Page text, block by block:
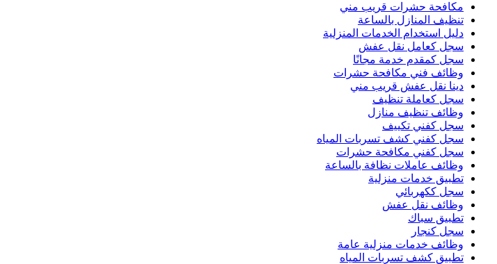
مكافحة حشرات قريب مني
تنظيف المنازل بالساعة
دليل استخدام الخدمات المنزلية
سجل كعامل نقل عفش
سجل كمقدم خدمة مجانًا
وظائف فني مكافحة حشرات
دينا نقل عفش قريب مني
سجل كعاملة تنظيف
وظائف تنظيف منازل
سجل كفني تكييف
سجل كفني كشف تسربات المياه
سجل كفني مكافحة حشرات
وظائف عاملات نظافة بالساعة
تطبيق خدمات منزلية
سجل ككهربائي
وظائف نقل عفش
تطبيق سباك
سجل كنجار
وظائف خدمات منزلية عامة
تطبيق كشف تسربات المياه